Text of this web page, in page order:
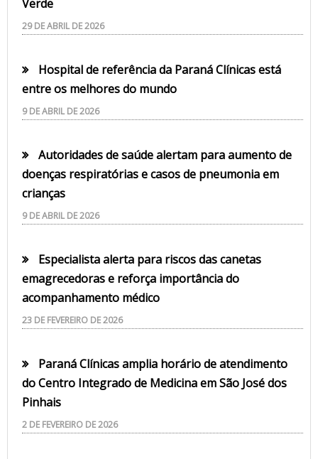
Verde
29 DE ABRIL DE 2026
Hospital de referência da Paraná Clínicas está
entre os melhores do mundo
9 DE ABRIL DE 2026
Autoridades de saúde alertam para aumento de
doenças respiratórias e casos de pneumonia em
crianças
9 DE ABRIL DE 2026
Especialista alerta para riscos das canetas
emagrecedoras e reforça importância do
acompanhamento médico
23 DE FEVEREIRO DE 2026
Paraná Clínicas amplia horário de atendimento
do Centro Integrado de Medicina em São José dos
Pinhais
2 DE FEVEREIRO DE 2026